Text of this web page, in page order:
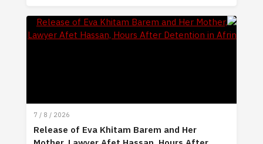
7 / 8 / 2026
Release of Eva Khitam Barem and Her